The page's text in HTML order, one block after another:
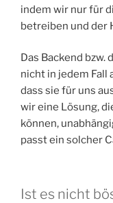
indem wir nur für
betreiben und der
Das Backend
nicht in jedem Fall
dass sie für uns
wir eine Lösung,
können,
passt ein solcher
Ist es nicht